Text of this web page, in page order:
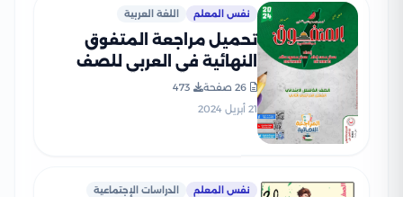
نفس المعلم اللغة العربية
تحميل مراجعة المتفوق
النهائية في العربي للصف
الخامس الابتدائي الفصل
الدراسي الثاني
26 صفحة
473
21 أبريل 2024
نفس المعلم الدراسات الإجتماعية